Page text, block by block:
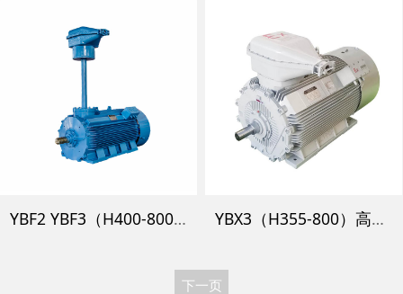
YBF2 YBF3（H400-800）煤矿风机用高压隔爆型三相异步电动机 YBX3（H355-800）高效率高压隔爆三相异步电动机
下一页